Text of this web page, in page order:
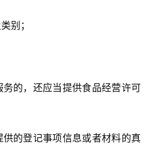
别；
的，还应当提供食品经营许可
的登记事项信息或者材料的真